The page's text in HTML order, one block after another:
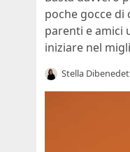
poche gocce
parenti e amici
iniziare nel
Stella